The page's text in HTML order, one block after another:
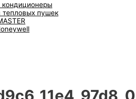
кондиционеры
тепловых пушек